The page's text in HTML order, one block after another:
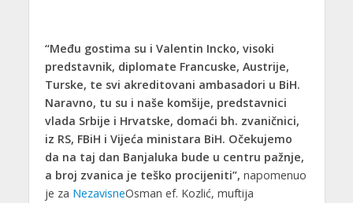
“Među gostima su i Valentin Incko, visoki
predstavnik, diplomate Francuske, Austrije,
Turske, te svi akreditovani ambasadori u BiH.
Naravno, tu su i naše komšije, predstavnici
vlada Srbije i Hrvatske, domaći bh. zvaničnici,
iz RS, FBiH i Vijeća ministara BiH. Očekujemo
da na taj dan Banjaluka bude u centru pažnje,
a broj zvanica je teško procijeniti”, napomenuo
je za NezavisneOsman ef. Kozlić, muftija